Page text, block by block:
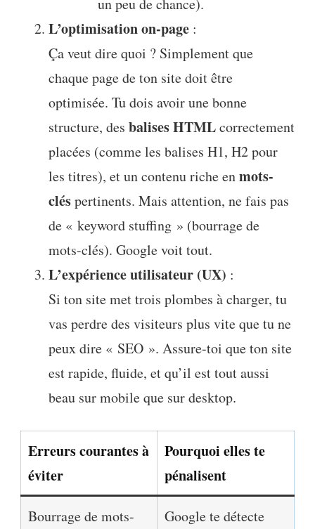
un peu de chance).
L’optimisation on-page :
Ça veut dire quoi ? Simplement que
chaque page de ton site doit être
optimisée. Tu dois avoir une bonne
structure, des balises HTMLcorrectement
placées (comme les balises H1, H2 pour
les titres), et un contenu riche enmots-
cléspertinents. Mais attention, ne fais pas
de « keyword stuffing » (bourrage de
mots-clés). Google voit tout.
L’expérience utilisateur (UX) :
Si ton site met trois plombes à charger, tu
vas perdre des visiteurs plus vite que tu ne
peux dire « SEO ». Assure-toi que ton site
est rapide, fluide, et qu’il est tout aussi
beau sur mobile que sur desktop.
Erreurs courantes à
éviter
Pourquoi elles te
pénalisent
Bourrage de mots-
Google te détecte